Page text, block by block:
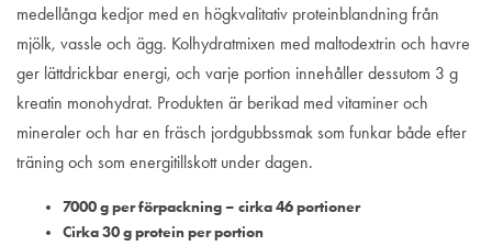
medellånga kedjor med en högkvalitativ proteinblandning från
mjölk, vassle och ägg. Kolhydratmixen med maltodextrin och havre
ger lättdrickbar energi, och varje portion innehåller dessutom 3 g
kreatin monohydrat. Produk­ten är berikad med vitaminer och
mineraler och har en fräsch jordgubbssmak som funkar både efter
träning och som energitillskott under dagen.
7000 g per förpackning – cirka 46 portioner
Cirka 30 g protein per portion